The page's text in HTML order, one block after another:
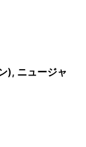
), ニュージャ